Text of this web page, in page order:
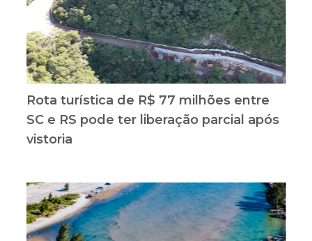
Rota turística de R$ 77 milhões entre
SC e RS pode ter liberação parcial após
vistoria